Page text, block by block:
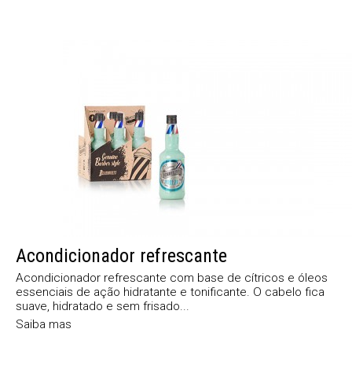
Acondicionador refrescante
Acondicionador refrescante com base de cítricos e óleos
essenciais de ação hidratante e tonificante. O cabelo fica
suave, hidratado e sem frisado...
Saiba mas